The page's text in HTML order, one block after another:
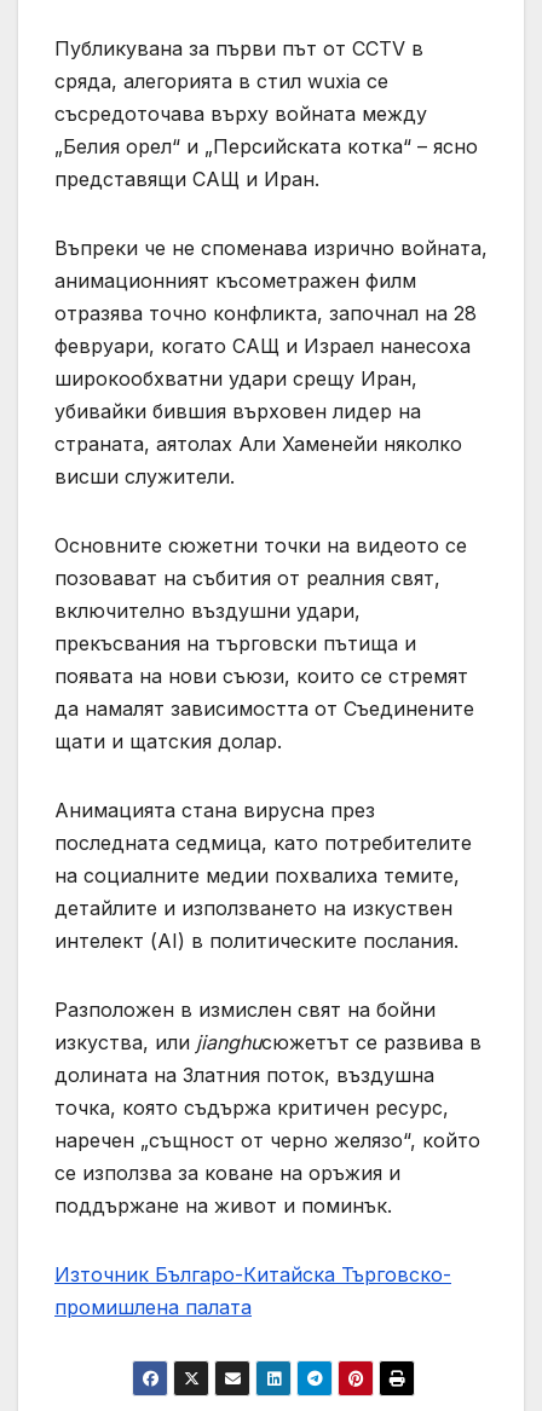
Публикувана за първи път от CCTV в
сряда, алегорията в стил wuxia се
съсредоточава върху войната между
„Белия орел“ и „Персийската котка“ – ясно
представящи САЩ и Иран.
Въпреки че не споменава изрично войната,
анимационният късометражен филм
отразява точно конфликта, започнал на 28
февруари, когато САЩ и Израел нанесоха
широкообхватни удари срещу Иран,
убивайки бившия върховен лидер на
страната, аятолах Али Хаменейи няколко
висши служители.
Основните сюжетни точки на видеото се
позовават на събития от реалния свят,
включително въздушни удари,
прекъсвания на търговски пътища и
появата на нови съюзи, които се стремят
да намалят зависимостта от Съединените
щати и щатския долар.
Анимацията стана вирусна през
последната седмица, като потребителите
на социалните медии похвалиха темите,
детайлите и използването на изкуствен
интелект (AI) в политическите послания.
Разположен в измислен свят на бойни
изкуства, или jianghuсюжетът се развива в
долината на Златния поток, въздушна
точка, която съдържа критичен ресурс,
наречен „същност от черно желязо“, който
се използва за коване на оръжия и
поддържане на живот и поминък.
Източник Българо-Китайска Търговско-
промишлена палaта